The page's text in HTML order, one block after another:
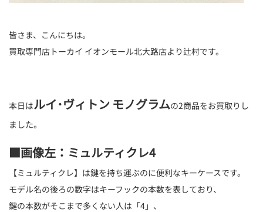
皆さま、こんにちは。
買取専門店トーカイ イオンモール北大路店より辻村です。
本日はルイ･ヴィトン モノグラムの2商品をお買取りし
ました。
■画像左：ミュルティクレ4
【ミュルティクレ】は鍵を持ち運ぶのに便利なキーケースです。
モデル名の後ろの数字はキーフックの本数を表しており、
鍵の本数がそこまで多くない人は「4」、